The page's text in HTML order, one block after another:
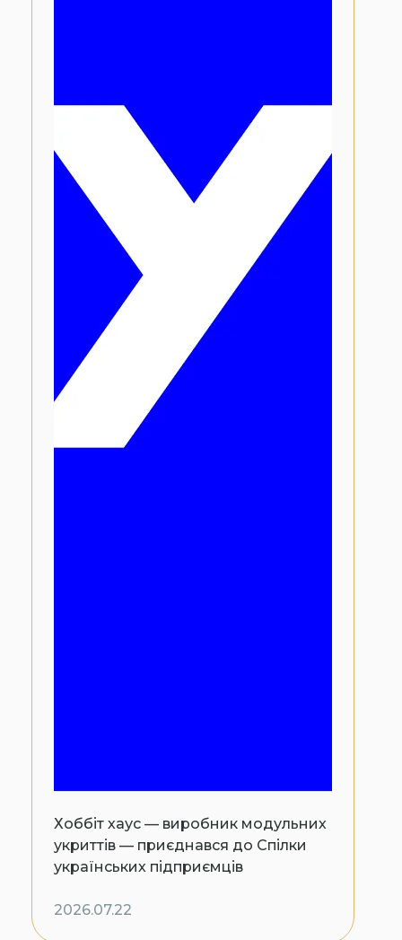
Хоббіт хаус — виробник модульних
укриттів — приєднався до Спілки
українських підприємців
2026.07.22